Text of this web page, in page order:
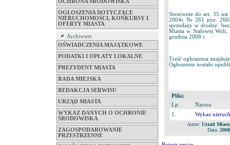
OCHRONA ŚRODOWISKA
OGŁOSZENIA DOTYCZĄCE
NIERUCHOMOŚCI, KONKURSY I
OFERTY MIASTA
Archiwum
OŚWIADCZENIA MAJĄTKOWE
PODATKI I OPŁATY LOKALNE
PREZYDENT MIASTA
RADA MIEJSKA
REDAKCJA SERWISU
URZĄD MIASTA
WYKAZ DANYCH O OCHRONIE
ŚRODOWISKA
ZAGOSPODAROWANIE
PRZESTRZENNE
Stosownie do art. 35
2004r. Nr 261 poz.
sprzedaży w drodze
Miasta w Stalowej
grudnia 2008 r.
Treść ogłoszenia
Ogłoszenie zostało
Pliki:
Lp.
Nazwa
1.
Wykaz
Autor: Urzad
Data: